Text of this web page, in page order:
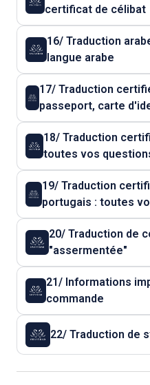
certificat de célibat
16/ Traduction
langue arabe
17/ Traduction
passeport, carte
18/ Traduction
toutes vos
19/ Traduction
portugais : toutes
20/ Traduction de
"assermentée"
21/ Informations
commande
22/ Traduction de